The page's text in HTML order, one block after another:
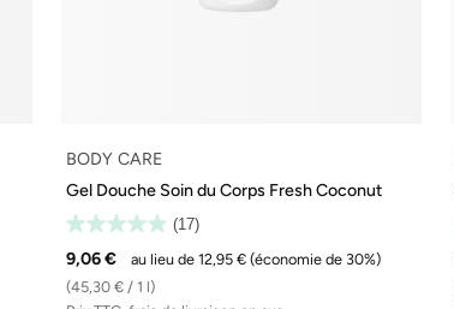
BODY CARE
Gel Douche Soin du Corps Fresh Coconut
(17)
9,06 € au lieu de 12,95 € (économie de 30%)
(45,30 € / 1 l)